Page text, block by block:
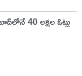
40 లక్షల ఓట్లు